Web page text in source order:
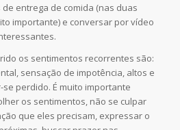
entrega de comida (nas duas
importante) e conversar por vídeo
os sentimentos recorrentes são:
sensação de impotência, altos e
perdido. É muito importante
os sentimentos, não se culpar
que eles precisam, expressar o